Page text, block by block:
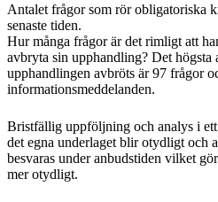
Antalet frågor som rör obligatoriska
senaste tiden.
Hur många frågor är det rimligt att
avbryta sin upphandling? Det högsta
upphandlingen avbröts är 97 frågor
informationsmeddelanden.
Bristfällig uppföljning och analys i
det egna underlaget blir otydligt och
besvaras under anbudstiden vilket
mer otydligt.